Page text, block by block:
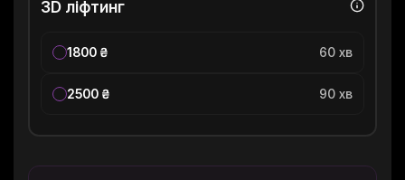
3D ліфтинг
1800 ₴ 60 хв
2500 ₴ 90 хв